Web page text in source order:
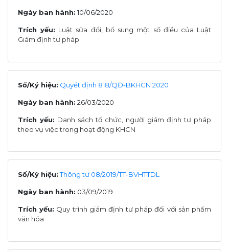
Ngày ban hành: 10/06/2020
Trích yếu: Luật sửa đổi, bổ sung một số điều của Luật
Giám định tư pháp
Số/Ký hiệu: Quyết định 818/QĐ-BKHCN 2020
Ngày ban hành: 26/03/2020
Trích yếu: Danh sách tổ chức, người giám định tư pháp
theo vụ việc trong hoạt động KHCN
Số/Ký hiệu: Thông tư 08/2019/TT-BVHTTDL
Ngày ban hành: 03/09/2019
Trích yếu: Quy trình giám định tư pháp đối với sản phẩm
văn hóa